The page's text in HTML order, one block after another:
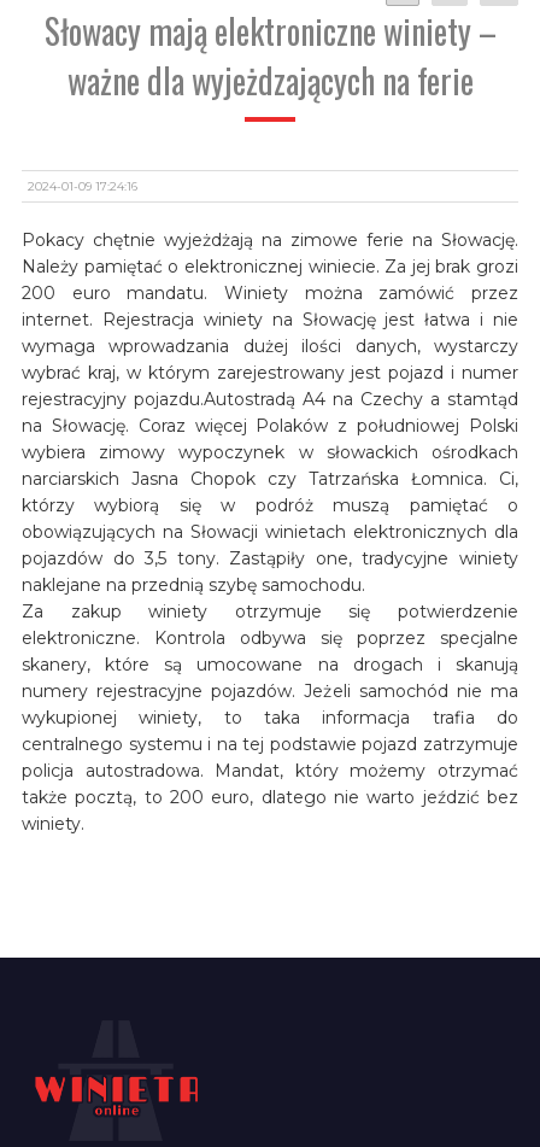
Słowacy mają elektroniczne winiety –
ważne dla wyjeżdzających na ferie
2024-01-09 17:24:16
Pokacy chętnie wyjeżdżają na zimowe ferie na Słowację.
Należy pamiętać o elektronicznej winiecie. Za jej brak grozi
200 euro mandatu. Winiety można zamówić przez
internet. Rejestracja winiety na Słowację jest łatwa i nie
wymaga wprowadzania dużej ilości danych, wystarczy
wybrać kraj, w którym zarejestrowany jest pojazd i numer
rejestracyjny pojazdu.Autostradą A4 na Czechy a stamtąd
na Słowację. Coraz więcej Polaków z południowej Polski
wybiera zimowy wypoczynek w słowackich ośrodkach
narciarskich Jasna Chopok czy Tatrzańska Łomnica. Ci,
którzy wybiorą się w podróż muszą pamiętać o
obowiązujących na Słowacji winietach elektronicznych dla
pojazdów do 3,5 tony. Zastąpiły one, tradycyjne winiety
naklejane na przednią szybę samochodu.
Za zakup winiety otrzymuje się potwierdzenie
elektroniczne. Kontrola odbywa się poprzez specjalne
skanery, które są umocowane na drogach i skanują
numery rejestracyjne pojazdów. Jeżeli samochód nie ma
wykupionej winiety, to taka informacja trafia do
centralnego systemu i na tej podstawie pojazd zatrzymuje
policja autostradowa. Mandat, który możemy otrzymać
także pocztą, to 200 euro, dlatego nie warto jeździć bez
winiety.